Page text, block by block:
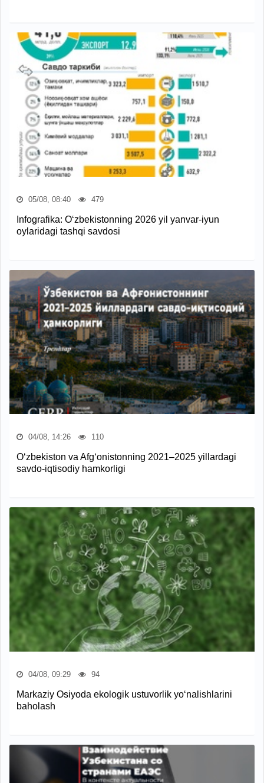
05/08, 08:40 479
Infografika: O‘zbekistonning 2026 yil yanvar-iyun
oylaridagi tashqi savdosi
04/08, 14:26 110
O‘zbekiston va Afg‘onistonning 2021–2025 yillardagi
savdo-iqtisodiy hamkorligi
04/08, 09:29 94
Markaziy Osiyoda ekologik ustuvorlik yo‘nalishlarini
baholash